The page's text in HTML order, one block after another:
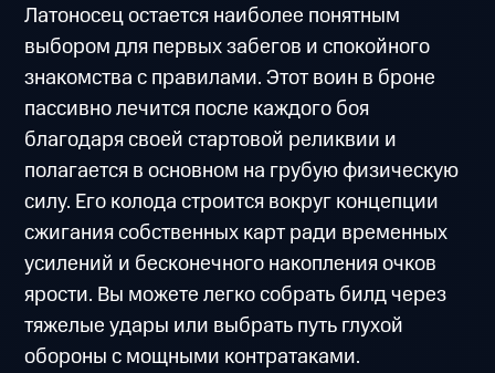
Латоносец остается наиболее понятным
выбором для первых забегов и спокойного
знакомства с правилами. Этот воин в броне
пассивно лечится после каждого боя
благодаря своей стартовой реликвии и
полагается в основном на грубую физическую
силу. Его колода строится вокруг концепции
сжигания собственных карт ради временных
усилений и бесконечного накопления очков
ярости. Вы можете легко собрать билд через
тяжелые удары или выбрать путь глухой
обороны с мощными контратаками.